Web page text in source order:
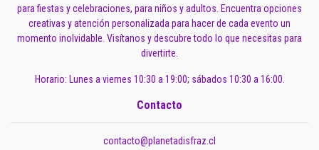
para fiestas y celebraciones, para niños y adultos. Encuentra opciones
creativas y atención personalizada para hacer de cada evento un
momento inolvidable. Visítanos y descubre todo lo que necesitas para
divertirte.
Horario: Lunes a viernes 10:30 a 19:00; sábados 10:30 a 16:00.
Contacto
contacto@planetadisfraz.cl